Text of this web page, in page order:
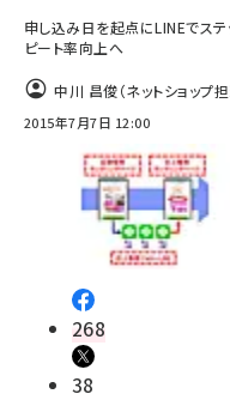
申し込み日を起点にLINEでステ
ピート率向上へ
中川 昌俊（ネットショップ
2015年7月7日 12:00
268
38